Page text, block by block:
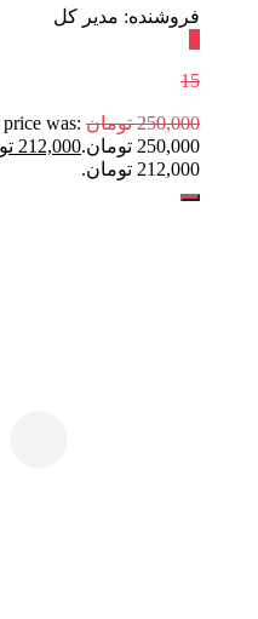
فروشنده: مدیر کل
15
250,000 تومان was:
250,000 تومان.
212,000
212,000 تومان.